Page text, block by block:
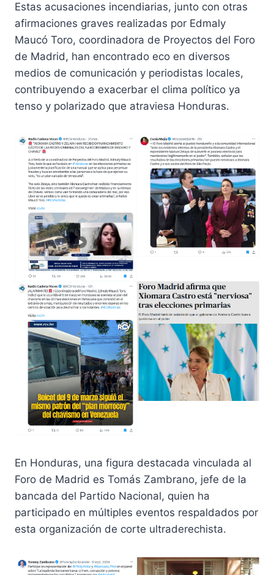
Estas acusaciones incendiarias, junto con otras
afirmaciones graves realizadas por Edmaly
Maucó Toro, coordinadora de Proyectos del Foro
de Madrid, han encontrado eco en diversos
medios de comunicación y periodistas locales,
contribuyendo a exacerbar el clima político ya
tenso y polarizado que atraviesa Honduras.
En Honduras, una figura destacada vinculada al
Foro de Madrid es Tomás Zambrano, jefe de la
bancada del Partido Nacional, quien ha
participado en múltiples eventos respaldados por
esta organización de corte ultraderechista.